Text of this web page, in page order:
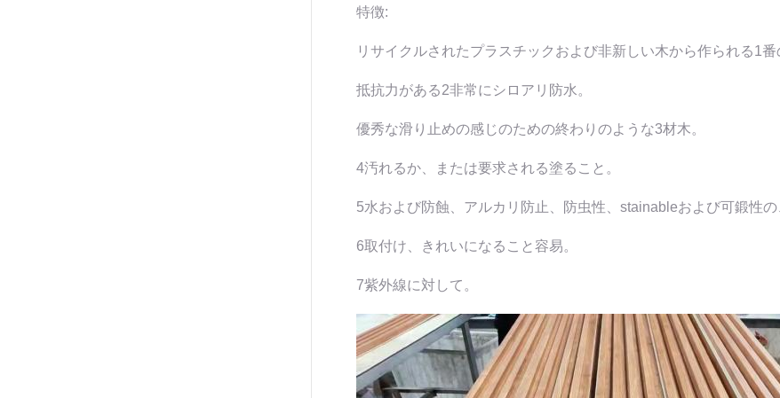
特徴:
リサイクルされたプラスチックおよび非新しい木から作られる1番
抵抗力がある2非常にシロアリ防水。
優秀な滑り止めの感じのための終わりのような3材木。
4汚れるか、または要求される塗ること。
5水および防蝕、アルカリ防止、防虫性、stainableおよび可鍛性の
6取付け、きれいになること容易。
7紫外線に対して。